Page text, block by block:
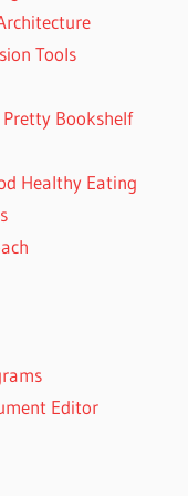
Tools
Bookshelf
Healthy Eating
Editor